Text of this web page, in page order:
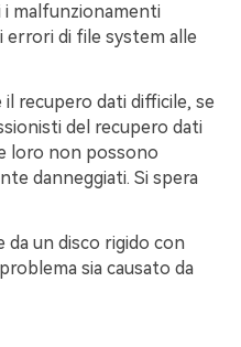
malfunzionamenti
errori di file system alle
recupero dati difficile, se
del recupero dati
loro non possono
danneggiati. Si spera
da un disco rigido con
sia causato da